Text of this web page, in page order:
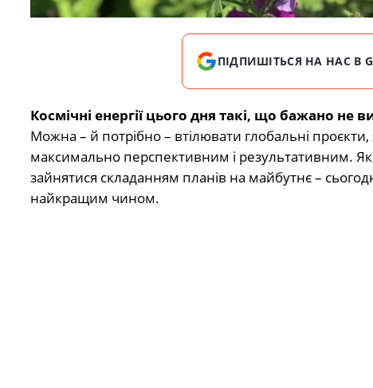
ПІДПИШІТЬСЯ НА НАС В
Космічні енергії цього дня такі, що бажано не
Можна – й потрібно – втілювати глобальні проєкти,
максимально перспективним і результативним.
зайнятися складанням планів на майбутнє –
найкращим чином.